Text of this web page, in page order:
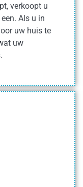
verkoopt u
Als u in
uw huis te
uw